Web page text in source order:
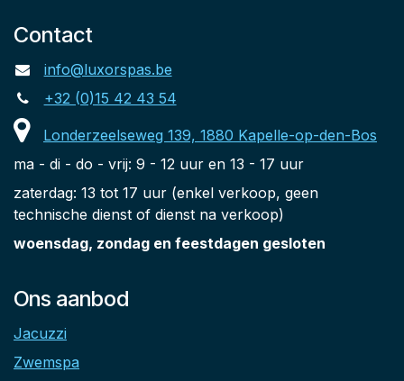
Contact
info@luxorspas.be
+32 (0)15 42 43 54
Londerzeelseweg 139, 1880 Kapelle-op-den-Bos
ma - di - do - vrij: 9 - 12 uur en 13 - 17 uur
zaterdag: 13 tot 17 uur (enkel verkoop, geen
technische dienst of dienst na verkoop)
woensdag, zondag en feestdagen gesloten
Ons aanbod
Jacuzzi
Zwemspa